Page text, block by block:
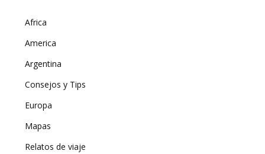
Africa
America
Argentina
Consejos y Tips
Europa
Mapas
Relatos de viaje